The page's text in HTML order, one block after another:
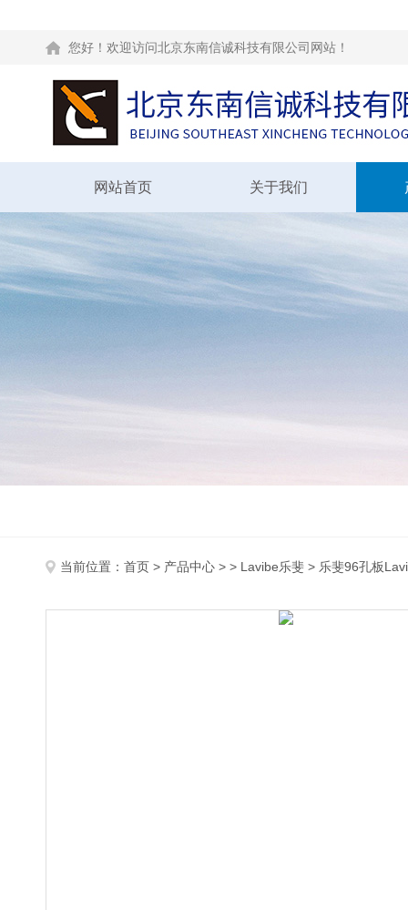
您好！欢迎访问北京东南信诚科技有限公司网站！
网站首页 关于我们
当前位置： 首页 > 产品中心 > > Lavibe乐斐 > 乐斐96孔板